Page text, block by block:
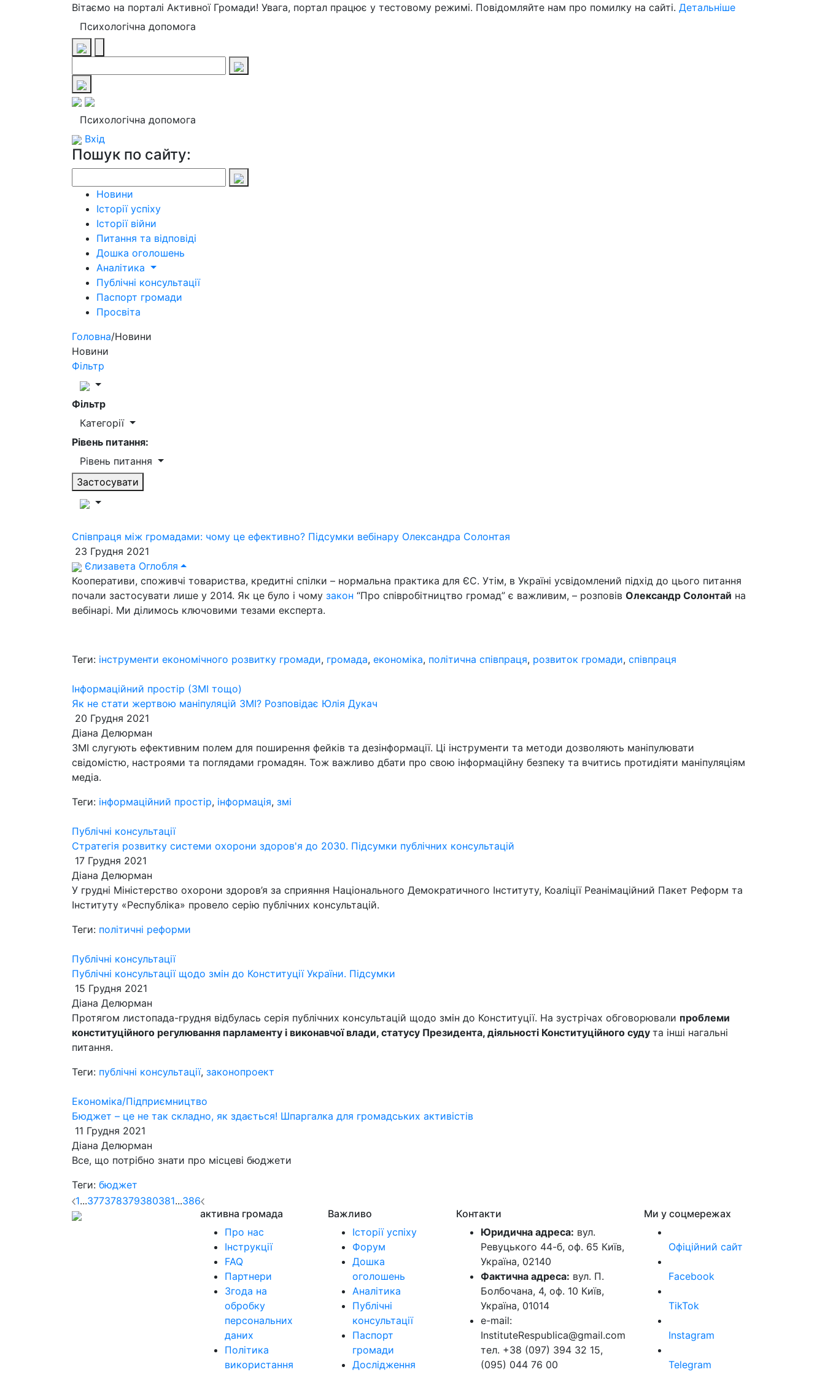
Вітаємо на порталі Активної Громади! Увага, портал працює у тестовому режимі. Повідомляйте нам про помилку на сайті. Детальніше
Психологічна допомога
Психологічна допомога
Вхід
Пошук по сайту:
Новини
Історії успіху
Історії війни
Питання та відповіді
Дошка оголошень
Аналітика
Публічні консультації
Паспорт громади
Просвіта
Головна/Новини
Новини
Фільтр
Фільтр
Категорії
Рівень питання:
Рівень питання
Застосувати
Співпраця між громадами: чому це ефективно? Підсумки вебінару Олександра Солонтая
23 Грудня 2021
Єлизавета Оглобля
Кооперативи, споживчі товариства, кредитні спілки – нормальна практика для ЄС. Утім, в Україні усвідомлений підхід до цього питання
почали застосувати лише у 2014. Як це було і чому закон “Про співробітництво громад” є важливим, – розповів Олександр Солонтай на
вебінарі. Ми ділимось ключовими тезами експерта.
Теги: інструменти економічного розвитку громади, громада, економіка, політична співпраця, розвиток громади, співпраця
Інформаційний простір (ЗМІ тощо)
Як не стати жертвою маніпуляцій ЗМІ? Розповідає Юлія Дукач
20 Грудня 2021
Діана Делюрман
ЗМІ слугують ефективним полем для поширення фейків та дезінформації. Ці інструменти та методи дозволяють маніпулювати
свідомістю, настроями та поглядами громадян. Тож важливо дбати про свою інформаційну безпеку та вчитись протидіяти маніпуляціям
медіа.
Теги: інформаційний простір, інформація, змі
Публічні консультації
Стратегія розвитку системи охорони здоров'я до 2030. Підсумки публічних консультацій
17 Грудня 2021
Діана Делюрман
У грудні Міністерство охорони здоров’я за сприяння Національного Демократичного Інституту, Коаліції Реанімаційний Пакет Реформ та
Інституту «Республіка» провело серію публічних консультацій.
Теги: політичні реформи
Публічні консультації
Публічні консультації щодо змін до Конституції України. Підсумки
15 Грудня 2021
Діана Делюрман
Протягом листопада-грудня відбулась серія публічних консультацій щодо змін до Конституції. На зустрічах обговорювали проблеми
конституційного регулювання парламенту і виконавчої влади, статусу Президента, діяльності Конституційного суду та інші нагальні
питання.
Теги: публічні консультації, законопроект
Економіка/Підприємництво
Бюджет – це не так складно, як здається! Шпаргалка для громадських активістів
11 Грудня 2021
Діана Делюрман
Все, що потрібно знати про місцеві бюджети
Теги: бюджет
1...377378379380381...386
активна громада
Про нас
Інструкції
FAQ
Партнери
Згода на
обробку
персональних
даних
Політика
використання
Важливо
Історії успіху
Форум
Дошка
оголошень
Аналітика
Публічні
консультації
Паспорт
громади
Дослідження
Контакти
Юридична адреса: вул.
Ревуцького 44-б, оф. 65 Київ,
Україна, 02140
Фактична адреса: вул. П.
Болбочана, 4, оф. 10 Київ,
Україна, 01014
e-mail:
InstituteRespublica@gmail.com
тел. +38 (097) 394 32 15,
(095) 044 76 00
Ми у соцмережах
Офіційний сайт
Facebook
TikTok
Instagram
Telegram